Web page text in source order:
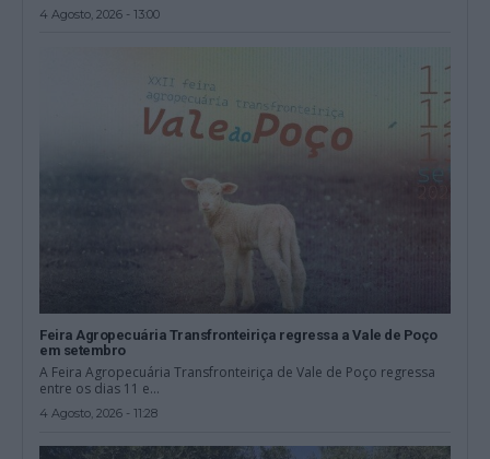
4 Agosto, 2026 - 13:00
Feira Agropecuária Transfronteiriça regressa a Vale de Poço
em setembro
A Feira Agropecuária Transfronteiriça de Vale de Poço regressa
entre os dias 11 e...
4 Agosto, 2026 - 11:28